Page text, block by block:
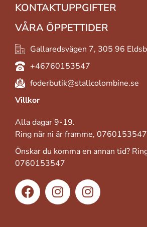
KONTAKTUPPGIFTER
VÅRA ÖPPETTIDER
Gallaredsvägen 7, 305 96
+46760153547
foderbutik@stallcolombine.se
Villkor
Alla dagar 9-19.
Ring när ni är framme, 0760153547
Önskar du komma en annan tid?
0760153547